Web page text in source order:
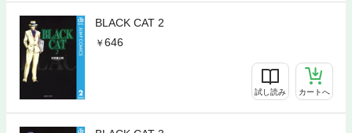
BLACK CAT 2
646
試し読み カートへ